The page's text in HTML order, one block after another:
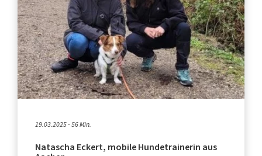
19.03.2025 - 56 Min.
Natascha Eckert, mobile Hundetrainerin aus